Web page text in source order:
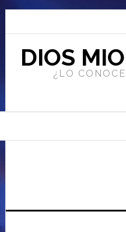
DIOS
¿LO